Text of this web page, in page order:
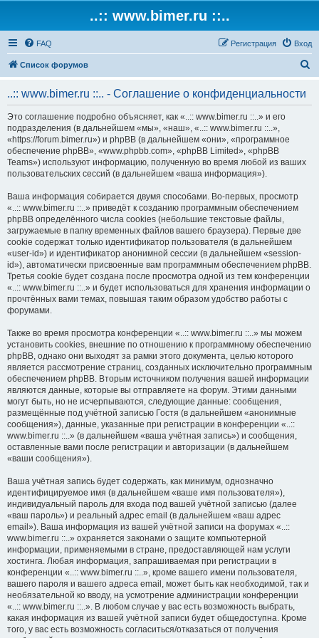
..:: www.bimer.ru ::..
FAQ Вход
Регистрация
Список форумов
..:: www.bimer.ru ::.. - Соглашение о конфиденциальности
Это соглашение подробно объясняет, как «..:: www.bimer.ru ::..» и его
подразделения (в дальнейшем «мы», «наш», «..:: www.bimer.ru ::..»,
«https://forum.bimer.ru») и phpBB (в дальнейшем «они», «программное
обеспечение phpBB», «www.phpbb.com», «phpBB Limited», «phpBB
Teams») используют информацию, полученную во время любой из ваших
пользовательских сессий (в дальнейшем «ваша информация»).
Ваша информация собирается двумя способами. Во-первых, просмотр
«..:: www.bimer.ru ::..» приведёт к созданию программным обеспечением
phpBB определённого числа cookies (небольшие текстовые файлы,
загружаемые в папку временных файлов вашего браузера). Первые две
cookie содержат только идентификатор пользователя (в дальнейшем
«user-id») и идентификатор анонимной сессии (в дальнейшем «session-
id»), автоматически присвоенные вам программным обеспечением phpBB.
Третья cookie будет создана после просмотра одной из тем конференции
«..:: www.bimer.ru ::..» и будет использоваться для хранения информации о
прочтённых вами темах, повышая таким образом удобство работы с
форумами.
Также во время просмотра конференции «..:: www.bimer.ru ::..» мы можем
установить cookies, внешние по отношению к программному обеспечению
phpBB, однако они выходят за рамки этого документа, целью которого
является рассмотрение страниц, созданных исключительно программным
обеспечением phpBB. Вторым источником получения вашей информации
являются данные, которые вы отправляете на форум. Этими данными
могут быть, но не исчерпываются, следующие данные: сообщения,
размещённые под учётной записью Гостя (в дальнейшем «анонимные
сообщения»), данные, указанные при регистрации в конференции «..::
www.bimer.ru ::..» (в дальнейшем «ваша учётная запись») и сообщения,
оставленные вами после регистрации и авторизации (в дальнейшем
«ваши сообщения»).
Ваша учётная запись будет содержать, как минимум, однозначно
идентифицируемое имя (в дальнейшем «ваше имя пользователя»),
индивидуальный пароль для входа под вашей учётной записью (далее
«ваш пароль») и реальный адрес email (в дальнейшем «ваш адрес
email»). Ваша информация из вашей учётной записи на форумах «..::
www.bimer.ru ::..» охраняется законами о защите компьютерной
информации, применяемыми в стране, предоставляющей нам услуги
хостинга. Любая информация, запрашиваемая при регистрации в
конференции «..:: www.bimer.ru ::..», кроме вашего имени пользователя,
вашего пароля и вашего адреса email, может быть как необходимой, так и
необязательной ко вводу, на усмотрение администрации конференции
«..:: www.bimer.ru ::..». В любом случае у вас есть возможность выбрать,
какая информация из вашей учётной записи будет общедоступна. Кроме
того, у вас есть возможность согласиться/отказаться от получения